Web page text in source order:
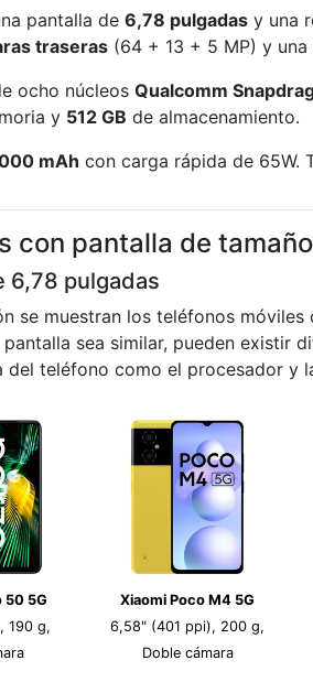
pantalla de 6,78 pulgadas y una
traseras (64 + 13 + 5 MP) y
ocho núcleos Qualcomm
y 512 GB de almacenamiento.
mAh con carga rápida de 65W.
con pantalla de
6,78 pulgadas
se muestran los teléfonos móviles
sea similar, pueden existir
del teléfono como el procesador y
50 5G
190 g,
Xiaomi Poco M4 5G
6,58" (401 ppi), 200 g,
Doble cámara